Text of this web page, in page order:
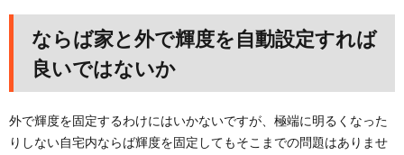
ならば家と外で輝度を自動設定すれば
良いではないか
外で輝度を固定するわけにはいかないですが、極端に明るくなった
りしない自宅内ならば輝度を固定してもそこまでの問題はありませ